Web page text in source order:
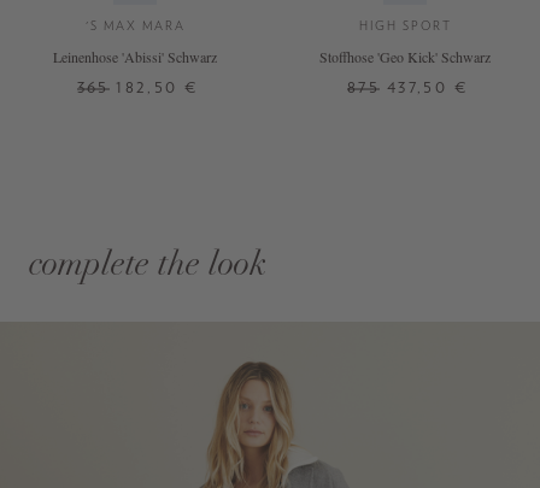
'S MAX MARA
Leinenhose 'Abissi' Schwarz
365 182,50 €
HIGH SPORT
Stoffhose 'Geo Kick' Schwarz
875 437,50 €
complete the look